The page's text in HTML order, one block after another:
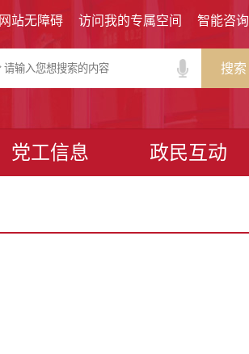
网站无障碍 访问我的专属空间 智能咨询
搜索
党工信息 政民互动